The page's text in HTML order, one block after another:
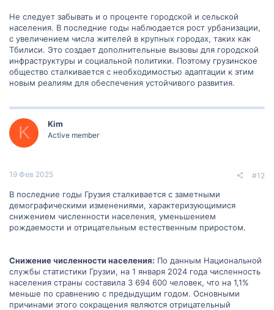
Не следует забывать и о проценте городской и сельской
населения. В последние годы наблюдается рост урбанизации,
с увеличением числа жителей в крупных городах, таких как
Тбилиси. Это создает дополнительные вызовы для городской
инфраструктуры и социальной политики. Поэтому грузинское
общество сталкивается с необходимостью адаптации к этим
новым реалиям для обеспечения устойчивого развития.
K Kim
Active member
19 Фев 2025 #12
В последние годы Грузия сталкивается с заметными
демографическими изменениями, характеризующимися
снижением численности населения, уменьшением
рождаемости и отрицательным естественным приростом.
Снижение численности населения: По данным Национальной
службы статистики Грузии, на 1 января 2024 года численность
населения страны составила 3 694 600 человек, что на 1,1%
меньше по сравнению с предыдущим годом. Основными
причинами этого сокращения являются отрицательный